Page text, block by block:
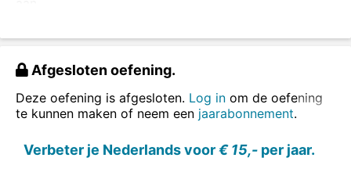
Sleep het laatste deel van de uitdrukking op de
juiste plaats.
Afgesloten oefening.
Deze oefening is afgesloten. Log in om de oefening
te kunnen maken of neem een jaarabonnement.
Verbeter je Nederlands voor€ 15,- per jaar.